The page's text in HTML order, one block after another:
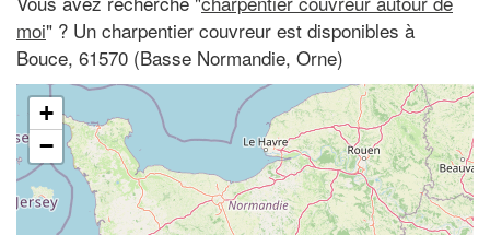
moi" ? Un charpentier couvreur est disponibles à
Bouce, 61570 (Basse Normandie, Orne)
+
−